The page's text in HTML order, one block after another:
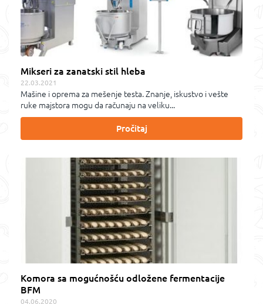
Mikseri za zanatski stil hleba
22.03.2021
Mašine i oprema za mešenje testa. Znanje, iskustvo i vešte
ruke majstora mogu da računaju na veliku...
Pročitaj
Komora sa mogućnošću odložene fermentacije
BFM
04.06.2020